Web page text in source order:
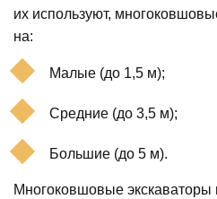
их используют,
на:
Малые (до 1,5 м);
Средние (до 3,5 м);
Большие (до 5 м).
Многоковшовые экскаваторы